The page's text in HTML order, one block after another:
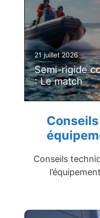
21 juillet 2026
Semi-rigide
: Le match
Conseils